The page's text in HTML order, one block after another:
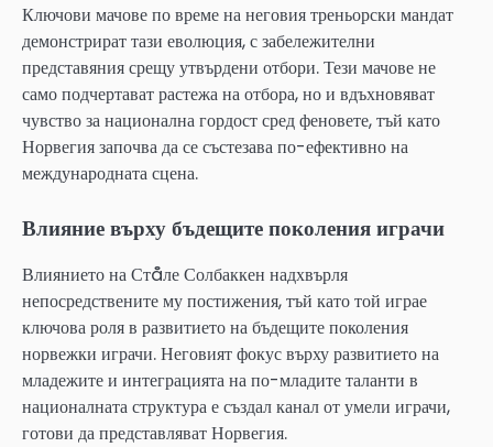
Ключови мачове по време на неговия треньорски мандат
демонстрират тази еволюция, с забележителни
представяния срещу утвърдени отбори. Тези мачове не
само подчертават растежа на отбора, но и вдъхновяват
чувство за национална гордост сред феновете, тъй като
Норвегия започва да се състезава по-ефективно на
международната сцена.
Влияние върху бъдещите поколения играчи
Влиянието на Стåле Солбаккен надхвърля
непосредствените му постижения, тъй като той играе
ключова роля в развитието на бъдещите поколения
норвежки играчи. Неговият фокус върху развитието на
младежите и интеграцията на по-младите таланти в
националната структура е създал канал от умели играчи,
готови да представляват Норвегия.